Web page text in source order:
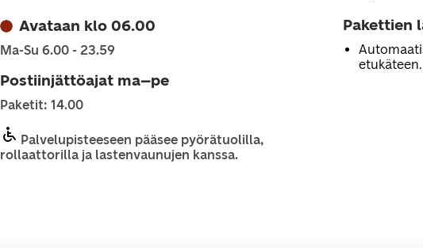
Avataan klo 06.00
Ma-Su 6.00 - 23.59
Postiinjättöajat ma–pe
Paketit: 14.00
Palvelupisteeseen pääsee pyörätuolilla,
rollaattorilla ja lastenvaunujen kanssa.
Pakettien
etukäteen.